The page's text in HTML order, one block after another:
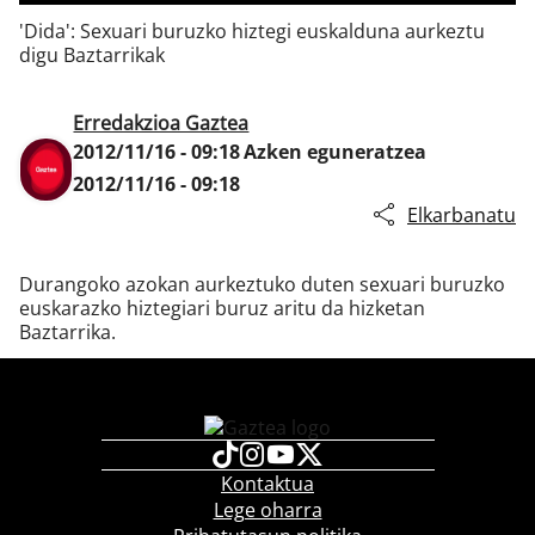
'Dida': Sexuari buruzko hiztegi euskalduna aurkeztu
digu Baztarrikak
Erredakzioa Gaztea
2012/11/16 - 09:18Azken eguneratzea
2012/11/16 - 09:18
Elkarbanatu
Durangoko azokan aurkeztuko duten sexuari buruzko
euskarazko hiztegiari buruz aritu da hizketan
Baztarrika.
Kontaktua
Lege oharra